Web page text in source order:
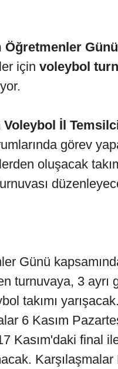
Öğretmenler Günü
için voleybol
Voleybol İl
görev
oluşacak
Günü
turnuvaya, 3 ayrı
takımı yarışacak.
6 Kasım
Kasım'daki final
Karşılaşmalar